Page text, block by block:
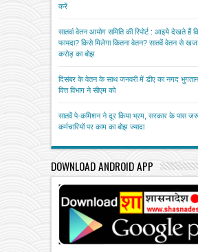
करें
सातवां वेतन आयोग समिति की रिपोर्ट : आइये देखते हैं
फायदा? किसे मिलेगा कितना वेतन? सातवें वेतन से
करोड़ का बोझ
दिसंबर के वेतन के साथ जनवरी में डीए का नगद भुगतान
वित्त विभाग ने सीएम को
सातवें पे-कमिशन ने दूर किया भ्रम, सरकार के पास
कर्मचारियों पर काम का बोझ ज्यादा
DOWNLOAD ANDROID APP